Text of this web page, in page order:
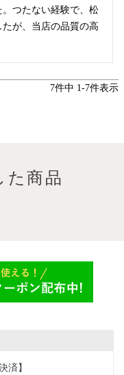
つたない経験で、松
が、当店の品質の高
7件中 1-7件表示
た商品
済】